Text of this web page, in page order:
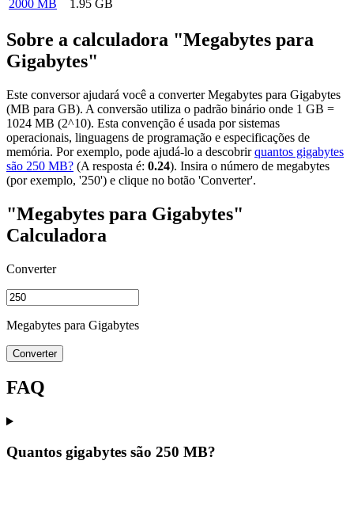
2000 MB 1.95 GB
Sobre a calculadora "Megabytes para
Gigabytes"
Este conversor ajudará você a converter Megabytes para Gigabytes
(MB para GB). A conversão utiliza o padrão binário onde 1 GB =
1024 MB (2^10). Esta convenção é usada por sistemas
operacionais, linguagens de programação e especificações de
memória. Por exemplo, pode ajudá-lo a descobrirquantos gigabytes
são 250 MB? (A resposta é: 0.24). Insira o número de megabytes
(por exemplo, '250') e clique no botão 'Converter'.
"Megabytes para Gigabytes"
Calculadora
Converter
Megabytes para Gigabytes
Converter
FAQ
Quantos gigabytes são 250 MB?